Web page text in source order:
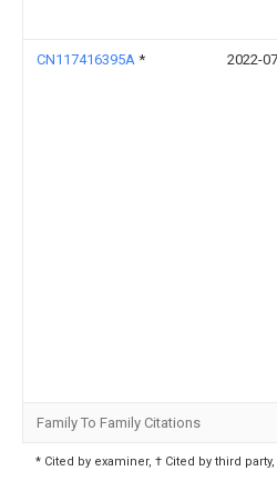
CN117416395A * 2022-
Family To Family Citations
* Cited by examiner, † Cited by third